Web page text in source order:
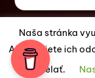
Copyright
Naša stránka
Akceptujete ich
odosielať.